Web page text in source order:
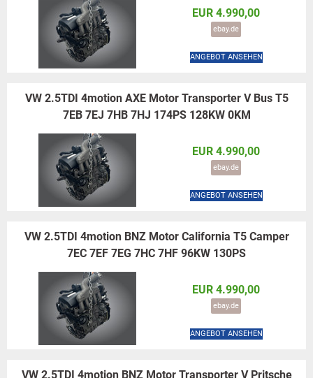
EUR 4.990,00
ebay.de
ANGEBOT ANSEHEN
VW 2.5TDI 4motion AXE Motor Transporter V Bus T5
7EB 7EJ 7HB 7HJ 174PS 128KW 0KM
EUR 4.990,00
ebay.de
ANGEBOT ANSEHEN
VW 2.5TDI 4motion BNZ Motor California T5 Camper
7EC 7EF 7EG 7HC 7HF 96KW 130PS
EUR 4.990,00
ebay.de
ANGEBOT ANSEHEN
VW 2.5TDI 4motion BNZ Motor Transporter V Pritsche